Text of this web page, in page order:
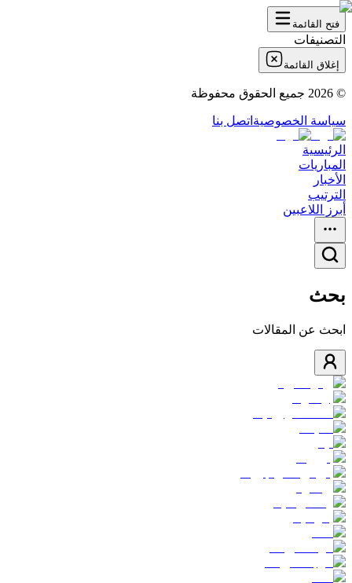
فتح القائمة
التصنيفات
إغلاق القائمة
©
2026 جميع الحقوق محفوظة
سياسة الخصوصية اتصل بنا
الرئيسية
المباريات
الأخبار
الترتيب
أبرز اللاعبين
بحث
ابحث عن المقالات